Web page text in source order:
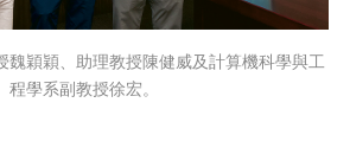
魏穎穎、助理教授陳健威及計算機科學與工
程學系副教授徐宏。